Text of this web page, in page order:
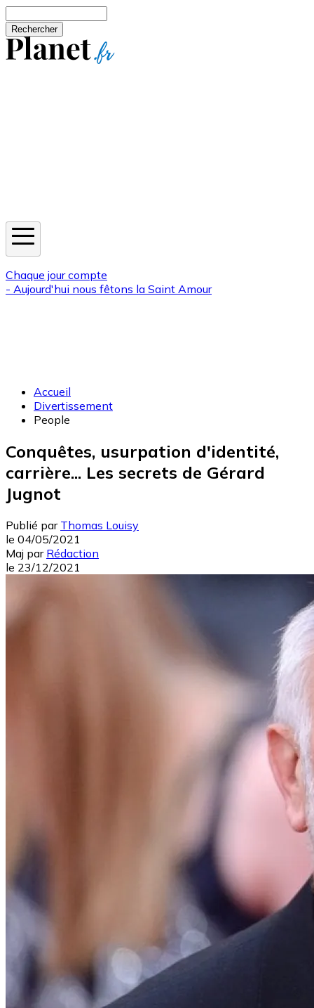
Chaque jour compte
- Aujourd'hui nous fêtons la Saint Amour
Accueil
Divertissement
People
Conquêtes, usurpation d'identité,
carrière... Les secrets de Gérard
Jugnot
Publié par Thomas Louisy
le 04/05/2021
Maj par Rédaction
le 23/12/2021